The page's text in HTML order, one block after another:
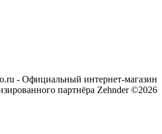
- Официальный интернет-магазин
партнёра Zehnder ©2026